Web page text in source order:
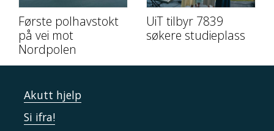
Første polhavstokt
på vei mot
Nordpolen
UiT tilbyr 7839
søkere studieplass
Akutt hjelp
Si ifra!